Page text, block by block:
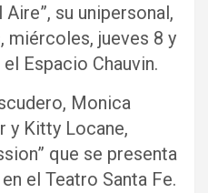
su unipersonal,
miércoles, jueves 8 y
Espacio Chauvin.
Monica
y Kitty Locane,
que se presenta
el Teatro Santa Fe.